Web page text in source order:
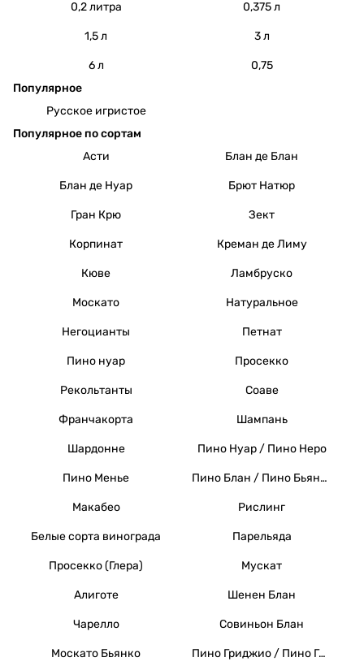
0,2 литра 0,375 л
1,5 л 3 л
6 л
0,75
Популярное
Русское игристое
Популярное по сортам
Асти
Блан де Блан
Блан де Нуар Брют Натюр
Гран Крю Зект
Корпинат Креман де Лиму
Кюве Ламбруско
Москато Натуральное
Негоцианты Петнат
Пино нуар Просекко
Рекольтанты Соаве
Франчакорта Шампань
Шардонне Пино Нуар / Пино Неро
Пино Менье Пино Блан / Пино Бьянко / Вайссер Бургундер
Макабео Рислинг
Белые сорта винограда Парельяда
Просекко (Глера) Мускат
Алиготе Шенен Блан
Чарелло Совиньон Блан
Москато Бьянко Пино Гриджио / Пино Гри